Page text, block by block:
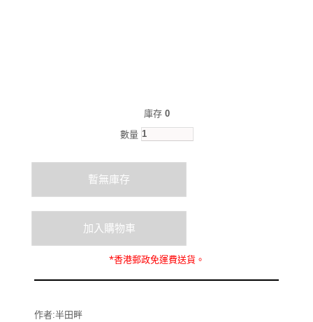
庫存 0
數量
*香港郵政免運費送貨。
作者:半田畔